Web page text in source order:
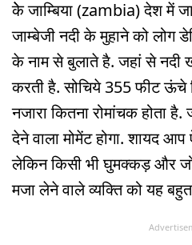
केे जाम्बिया (zambia) देश में
जाम्बेजी नदी के मुहाने को
के नाम से बुलाते है. जहां से
करती है. सोचिये 355 फीट ऊंचे
नजारा कितना रोमांचक होता
देने वाला मोमेंट होगा. शायद आप
लेकिन किसी भी घुमक्कड़ और
मजा लेने वाले व्यक्ति को यह